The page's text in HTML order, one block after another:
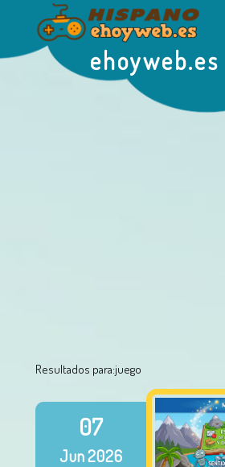
ehoyweb.es
Resultados para:juego
07
Jun2026